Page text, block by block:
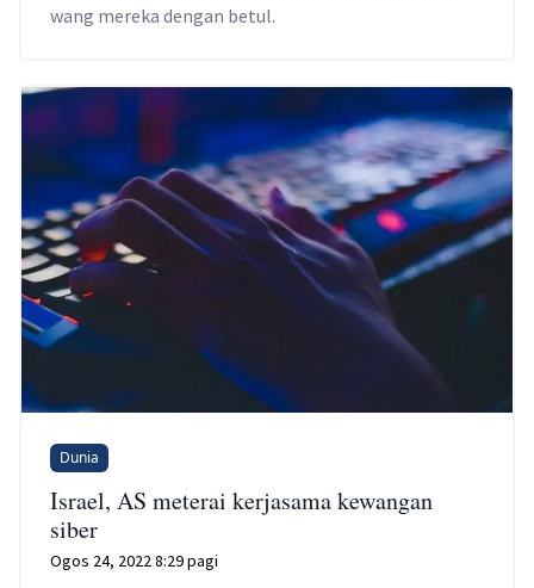
wang mereka dengan betul.
Dunia
Israel, AS meterai kerjasama kewangan
siber
Ogos 24, 2022 8:29 pagi